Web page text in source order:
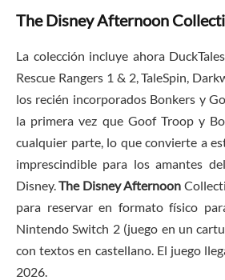
The Disney Afternoon
La colección incluye ahora
Rescue Rangers 1 & 2, TaleSpin,
los recién incorporados Bonkers y
la primera vez que Goof Troop y
cualquier parte, lo que convierte a
imprescindible para los amantes
Disney.The Disney Afternoon
para reservar en formato físico
Nintendo Switch 2 (juego en un
con textos en castellano. El juego
2026.